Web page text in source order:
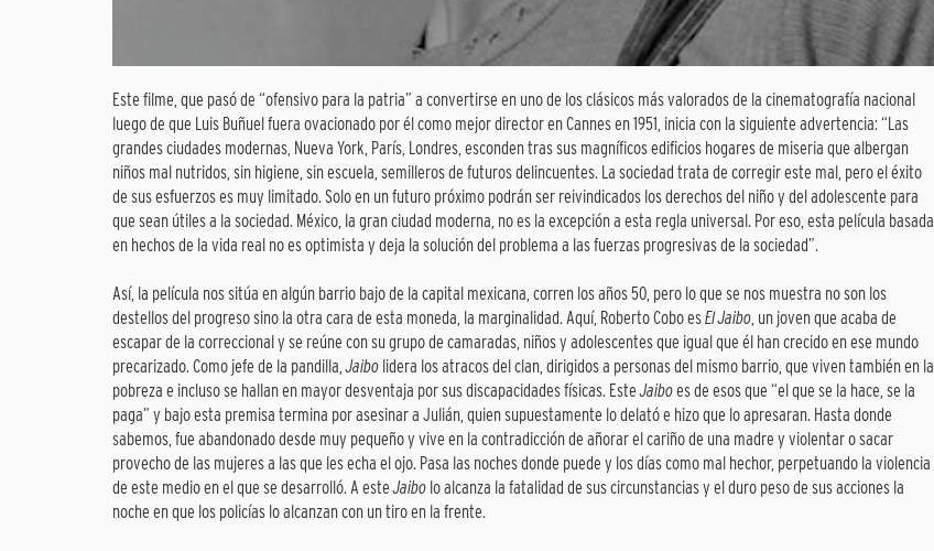
Este filme, que pasó de “ofensivo para la patria” a convertirse en uno de los clásicos más valorados de la cinematografía nacional
luego de que Luis Buñuel fuera ovacionado por él como mejor director en Cannes en 1951, inicia con la siguiente advertencia: “Las
grandes ciudades modernas, Nueva York, París, Londres, esconden tras sus magníficos edificios hogares de miseria que albergan
niños mal nutridos, sin higiene, sin escuela, semilleros de futuros delincuentes. La sociedad trata de corregir este mal, pero el éxito
de sus esfuerzos es muy limitado. Solo en un futuro próximo podrán ser reivindicados los derechos del niño y del adolescente para
que sean útiles a la sociedad. México, la gran ciudad moderna, no es la excepción a esta regla universal. Por eso, esta película basada
en hechos de la vida real no es optimista y deja la solución del problema a las fuerzas progresivas de la sociedad”.
Así, la película nos sitúa en algún barrio bajo de la capital mexicana, corren los años 50, pero lo que se nos muestra no son los
destellos del progreso sino la otra cara de esta moneda, la marginalidad. Aquí, Roberto Cobo esEl Jaibo, un joven que acaba de
escapar de la correccional y se reúne con su grupo de camaradas, niños y adolescentes que igual que él han crecido en ese mundo
precarizado. Como jefe de la pandilla,Jaibo lidera los atracos del clan, dirigidos a personas del mismo barrio, que viven también en la
pobreza e incluso se hallan en mayor desventaja por sus discapacidades físicas. EsteJaiboes de esos que “el que se la hace, se la
paga” y bajo esta premisa termina por asesinar a Julián, quien supuestamente lo delató e hizo que lo apresaran. Hasta donde
sabemos, fue abandonado desde muy pequeño y vive en la contradicción de añorar el cariño de una madre y violentar o sacar
provecho de las mujeres a las que les echa el ojo. Pasa las noches donde puede y los días como mal hechor, perpetuando la violencia
de este medio en el que se desarrolló. A esteJaibo lo alcanza la fatalidad de sus circunstancias y el duro peso de sus acciones la
noche en que los policías lo alcanzan con un tiro en la frente.